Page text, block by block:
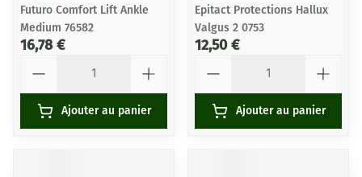
Futuro Comfort Lift Ankle
Medium 76582
16,78 €
Ajouter au panier
Epitact Protections Hallux
Valgus 2 0753
12,50 €
Ajouter au panier